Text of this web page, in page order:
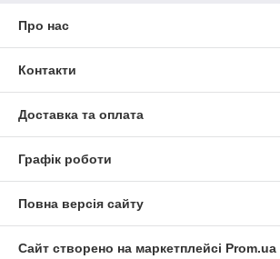
Про нас
Контакти
Доставка та оплата
Графік роботи
Повна версія сайту
Сайт створено на маркетплейсі Prom.ua